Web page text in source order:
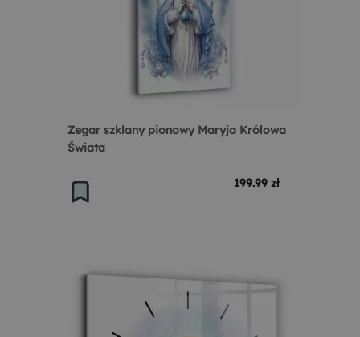
Zegar szklany pionowy Maryja Królowa
Świata
199.99 zł